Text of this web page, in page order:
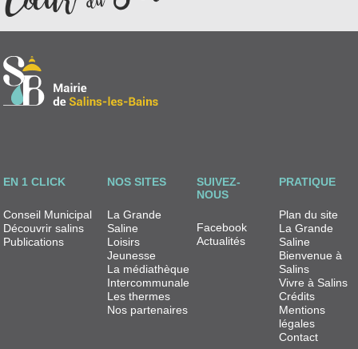
EN 1 CLICK
Conseil Municipal
Découvrir salins
Publications
NOS SITES
La Grande
Saline
Loisirs
Jeunesse
La médiathèque
Intercommunale
Les thermes
Nos partenaires
SUIVEZ-
NOUS
Facebook
Actualités
PRATIQUE
Plan du site
La Grande
Saline
Bienvenue à
Salins
Vivre à Salins
Crédits
Mentions
légales
Contact